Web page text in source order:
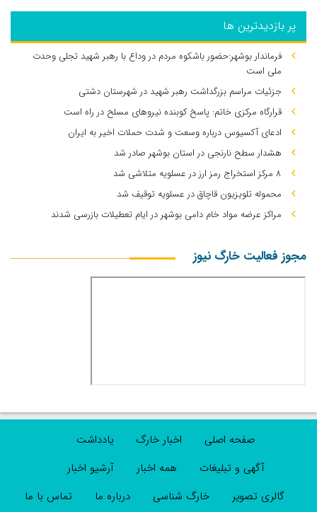
پر بازدیدترین ها
فرماندار بوشهر:حضور باشکوه مردم در وداع با رهبر شهید تجلی وحدت
ملی است
جزئیات مراسم بزرگداشت رهبر شهید در شهرستان دشتی
قرارگاه مرکزی خاتم: پاسخ کوبنده نیروهای مسلح در راه است
ادعای آکسیوس درباره وسعت و شدت حملات اخیر به ایران
هشدار سطح نارنجی در استان بوشهر صادر شد
۸ مرکز استخراج رمز ارز در عسلویه متلاشی شد
محموله تلویزیون قاچاق در عسلویه توقیف شد
مراکز عرضه مواد خام دامی بوشهر در ایام تعطیلات بازرسی شدند
مجوز فعالیت خارگ نیوز
صفحه اصلی اخبار خارگ
یادداشت
آگهی و تبلیغات
همه اخبار
آرشیو اخبار
گالری تصویر
خارگ شناسی درباره ما تماس با ما